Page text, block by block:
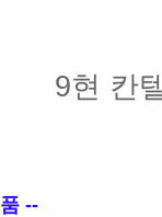
9현 칸
품 --